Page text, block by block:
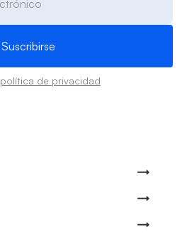
política de privacidad